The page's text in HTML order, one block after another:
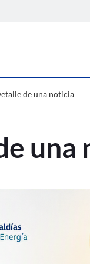
de una noticia
una